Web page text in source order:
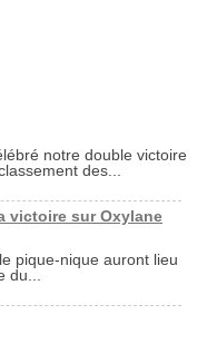
notre double victoire
des...
victoire sur Oxylane
pique-nique auront lieu